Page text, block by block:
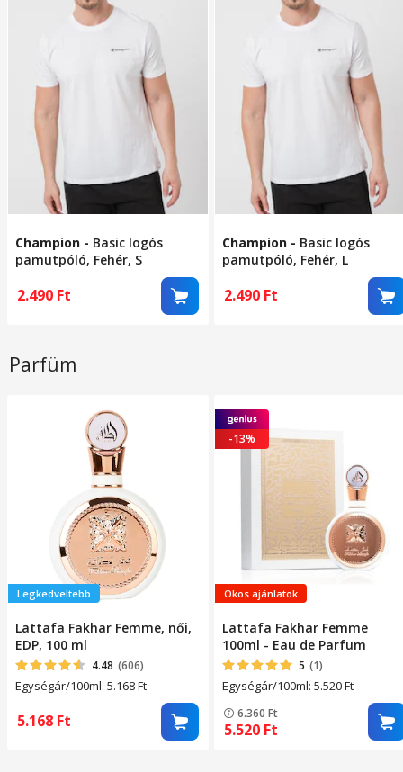
Champion - Basic logós
pamutpóló, Fehér, S
2.490 Ft
Champion - Basic logós
pamutpóló, Fehér, L
2.490 Ft
Parfüm
Legkedveltebb
Lattafa Fakhar Femme, női,
EDP, 100 ml
4.48 (606)
Egységár/100ml: 5.168Ft
5.168 Ft
-13%
Okos ajánlatok
Lattafa Fakhar Femme
100ml - Eau de Parfum
5 (1)
Egységár/100ml: 5.520Ft
6.360Ft
5.520 Ft